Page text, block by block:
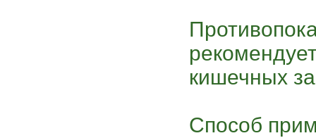
кишечных
Способ